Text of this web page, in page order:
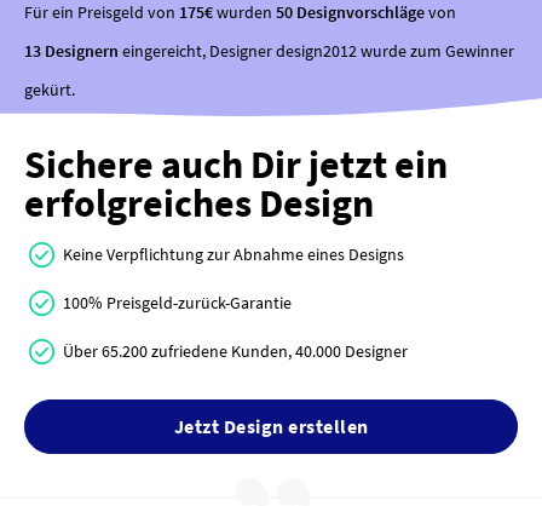
Für ein Preisgeld von 175€wurden 50 Designvorschlägevon
13 Designern eingereicht, Designer design2012 wurde zum Gewinner
gekürt.
Sichere auch Dir jetzt ein
erfolgreiches Design
Keine Verpflichtung zur Abnahme eines Designs
100% Preisgeld-zurück-Garantie
Über 65.200 zufriedene Kunden, 40.000 Designer
Jetzt Design erstellen